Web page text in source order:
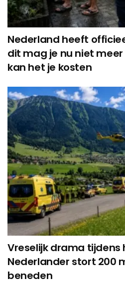
Nederland heeft
dit mag je nu niet
kan het je kosten
Vreselijk drama
Nederlander stort 200
beneden